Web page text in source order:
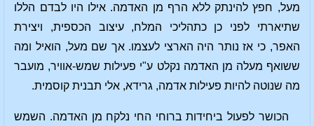
מעל, חפץ להינתק ללא הרף מן האדמה. אילו היו לבדם הללו
שתיארתי לפני כן כתהליכי המלח, עיצוב הכספית, ויצירת
האפר, כי אז נותר היה הארצי לעצמו. אך שם מעל, הואיל ומה
ששואף מעלה מן האדמה נקלט ע"י פעילות שמש-אוויר, מועבר
מה שנוטה להיות פעילות אדמה, גרידא, אלי תבנית קוסמית.
הכושר לפעול ביחידות ברוחי החי נלקח מן האדמה. השמש